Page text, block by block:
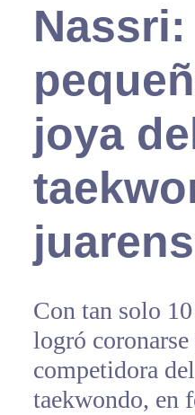
joya
Con tan solo
logró
competidora
taekwondo, en